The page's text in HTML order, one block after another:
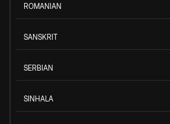
ROMANIAN
SANSKRIT
SERBIAN
SINHALA